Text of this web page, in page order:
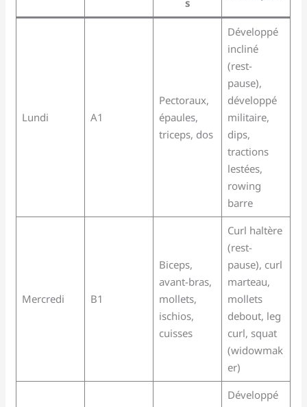
Lundi A1
Pectoraux,
épaules,
triceps, dos
Développé
incliné
(rest-
pause),
développé
militaire,
dips,
tractions
lestées,
rowing
barre
Mercredi B1
Biceps,
avant-bras,
mollets,
ischios,
cuisses
Curl haltère
(rest-
pause), curl
marteau,
mollets
debout, leg
curl, squat
(widowmak
er)
Développé